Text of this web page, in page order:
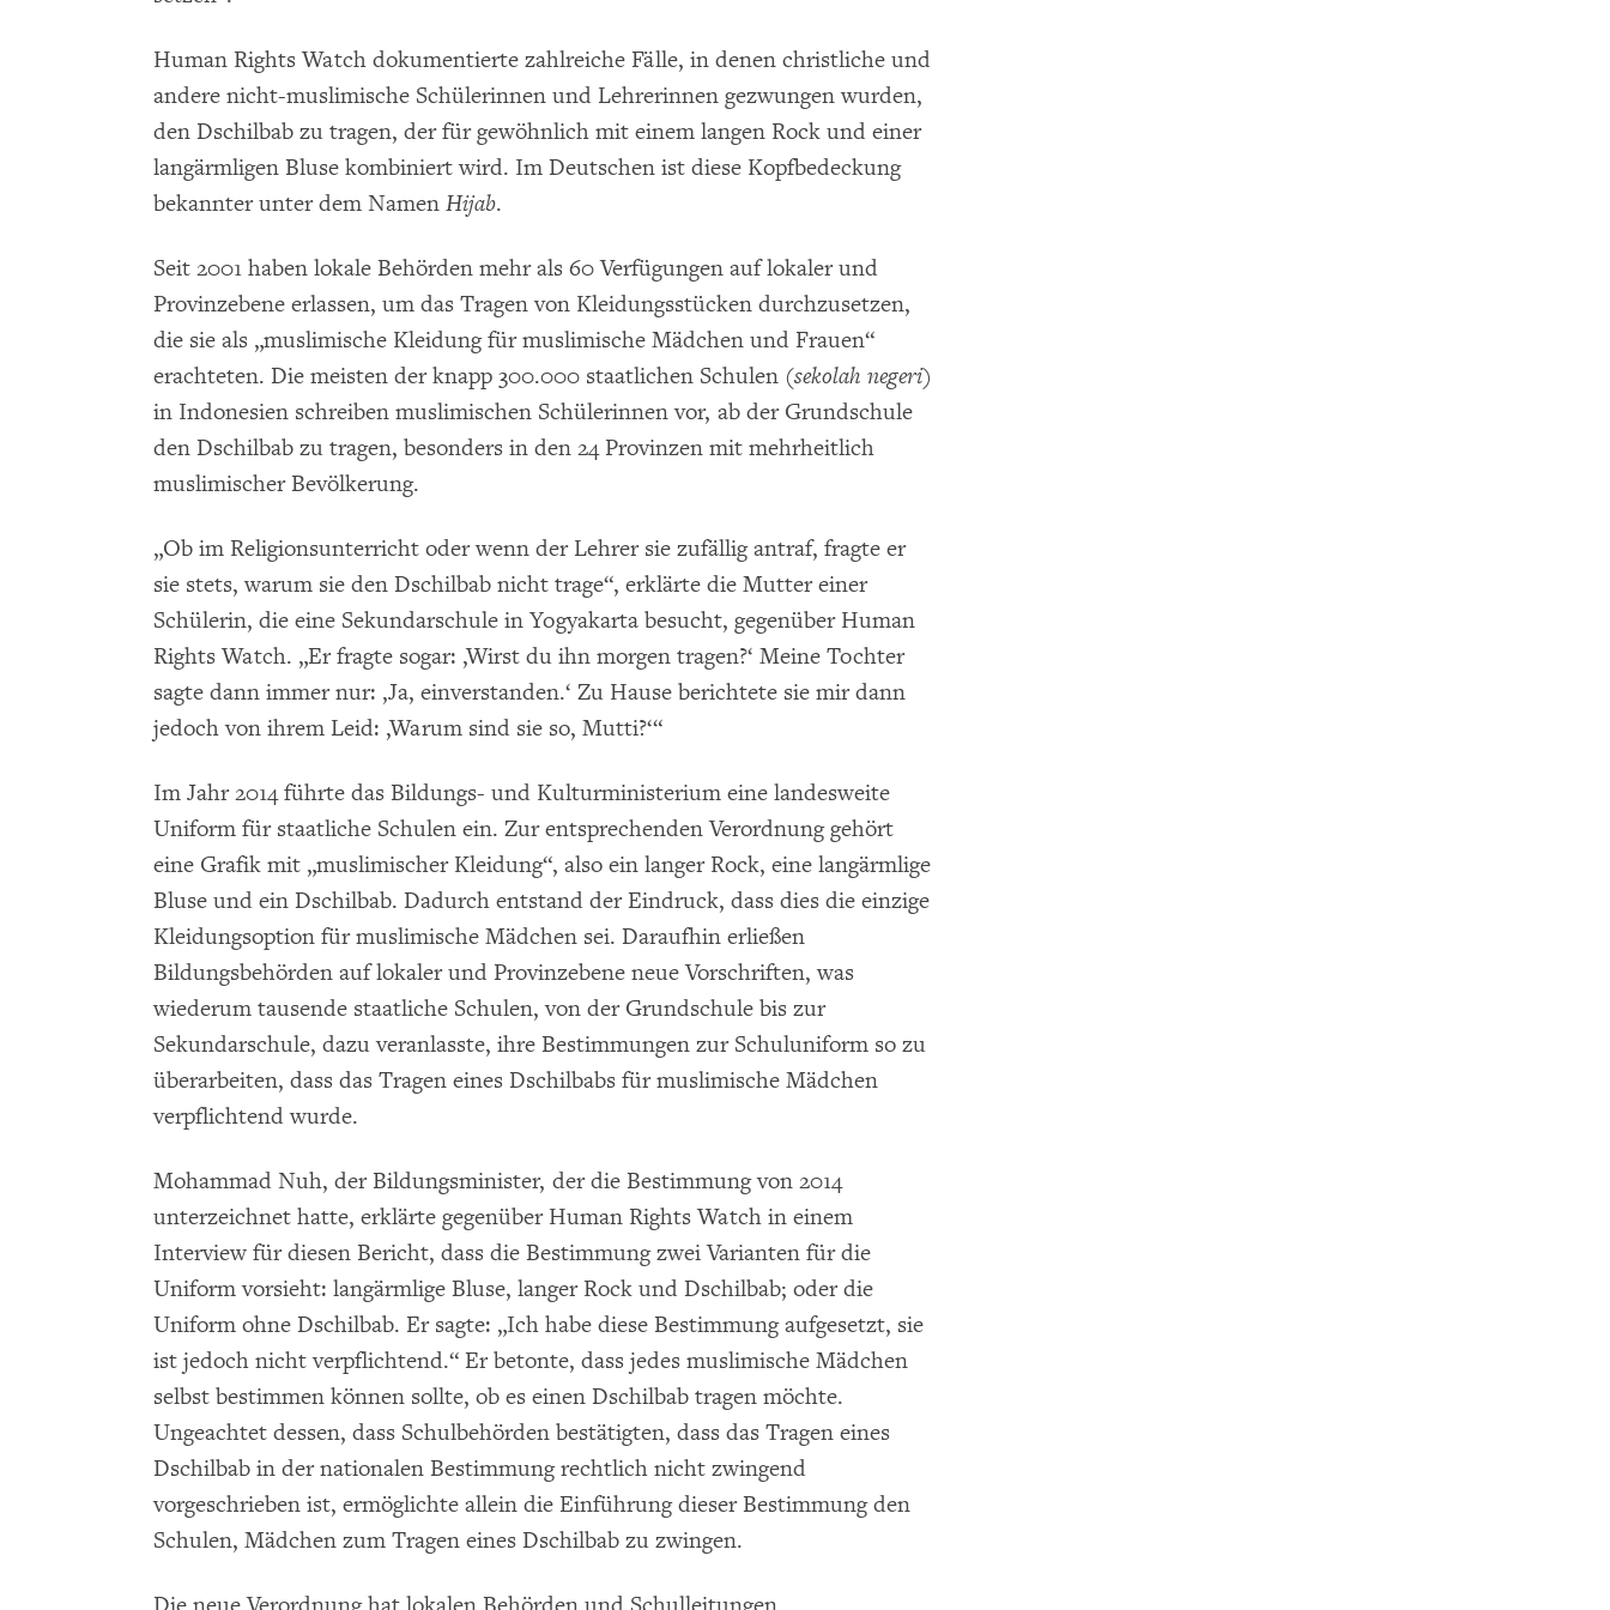
Human Rights Watch dokumentierte zahlreiche Fälle, in denen christliche und
andere nicht-muslimische Schülerinnen und Lehrerinnen gezwungen wurden,
den Dschilbab zu tragen, der für gewöhnlich mit einem langen Rock und einer
langärmligen Bluse kombiniert wird. Im Deutschen ist diese Kopfbedeckung
bekannter unter dem Namen Hijab.
Seit 2001 haben lokale Behörden mehr als 60 Verfügungen auf lokaler und
Provinzebene erlassen, um das Tragen von Kleidungsstücken durchzusetzen,
die sie als „muslimische Kleidung für muslimische Mädchen und Frauen“
erachteten. Die meisten der knapp 300.000 staatlichen Schulen (sekolah negeri)
in Indonesien schreiben muslimischen Schülerinnen vor, ab der Grundschule
den Dschilbab zu tragen, besonders in den 24 Provinzen mit mehrheitlich
muslimischer Bevölkerung.
„Ob im Religionsunterricht oder wenn der Lehrer sie zufällig antraf, fragte er
sie stets, warum sie den Dschilbab nicht trage“, erklärte die Mutter einer
Schülerin, die eine Sekundarschule in Yogyakarta besucht, gegenüber Human
Rights Watch. „Er fragte sogar: ‚Wirst du ihn morgen tragen?‘ Meine Tochter
sagte dann immer nur: ‚Ja, einverstanden.‘ Zu Hause berichtete sie mir dann
jedoch von ihrem Leid: ‚Warum sind sie so, Mutti?‘“
Im Jahr 2014 führte das Bildungs- und Kulturministerium eine landesweite
Uniform für staatliche Schulen ein. Zur entsprechenden Verordnung gehört
eine Grafik mit „muslimischer Kleidung“, also ein langer Rock, eine langärmlige
Bluse und ein Dschilbab. Dadurch entstand der Eindruck, dass dies die einzige
Kleidungsoption für muslimische Mädchen sei. Daraufhin erließen
Bildungsbehörden auf lokaler und Provinzebene neue Vorschriften, was
wiederum tausende staatliche Schulen, von der Grundschule bis zur
Sekundarschule, dazu veranlasste, ihre Bestimmungen zur Schuluniform so zu
überarbeiten, dass das Tragen eines Dschilbabs für muslimische Mädchen
verpflichtend wurde.
Mohammad Nuh, der Bildungsminister, der die Bestimmung von 2014
unterzeichnet hatte, erklärte gegenüber Human Rights Watch in einem
Interview für diesen Bericht, dass die Bestimmung zwei Varianten für die
Uniform vorsieht: langärmlige Bluse, langer Rock und Dschilbab; oder die
Uniform ohne Dschilbab. Er sagte: „Ich habe diese Bestimmung aufgesetzt, sie
ist jedoch nicht verpflichtend.“ Er betonte, dass jedes muslimische Mädchen
selbst bestimmen können sollte, ob es einen Dschilbab tragen möchte.
Ungeachtet dessen, dass Schulbehörden bestätigten, dass das Tragen eines
Dschilbab in der nationalen Bestimmung rechtlich nicht zwingend
vorgeschrieben ist, ermöglichte allein die Einführung dieser Bestimmung den
Schulen, Mädchen zum Tragen eines Dschilbab zu zwingen.